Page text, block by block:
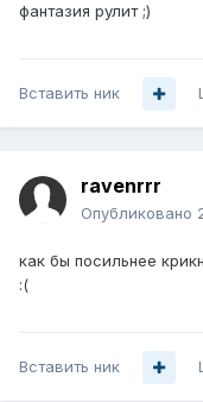
фантазия рулит ;)
Вставить ник
ravenrrr
Опубликовано
как бы посильнее
:(
Вставить ник